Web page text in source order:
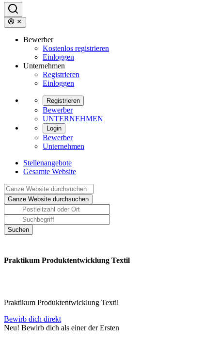
Bewerber
Kostenlos registrieren
Einloggen
Unternehmen
Registrieren
Einloggen
Registrieren
Bewerber
UNTERNEHMEN
Login
Bewerber
Unternehmen
Stellenangebote
Gesamte Website
Praktikum Produktentwicklung Textil
Praktikum Produktentwicklung Textil
Bewirb dich direkt
Neu! Bewirb dich als einer der Ersten